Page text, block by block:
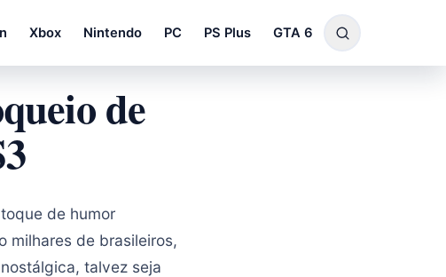
Xbox Nintendo PC PS Plus GTA 6
de
de humor
milhares de brasileiros,
talvez seja